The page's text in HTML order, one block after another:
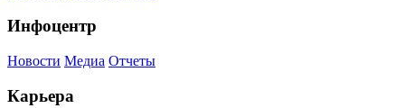
Инфоцентр
Новости Медиа Отчеты
Карьера